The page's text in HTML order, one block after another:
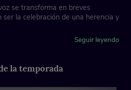
se transforma en breves
ser la celebración de una herencia y
1942 – 2009) fue un poeta y
Seguir leyendo
la temporada